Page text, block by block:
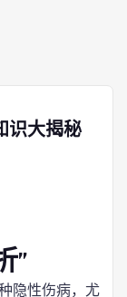
识大揭秘
”
隐性伤病，尤